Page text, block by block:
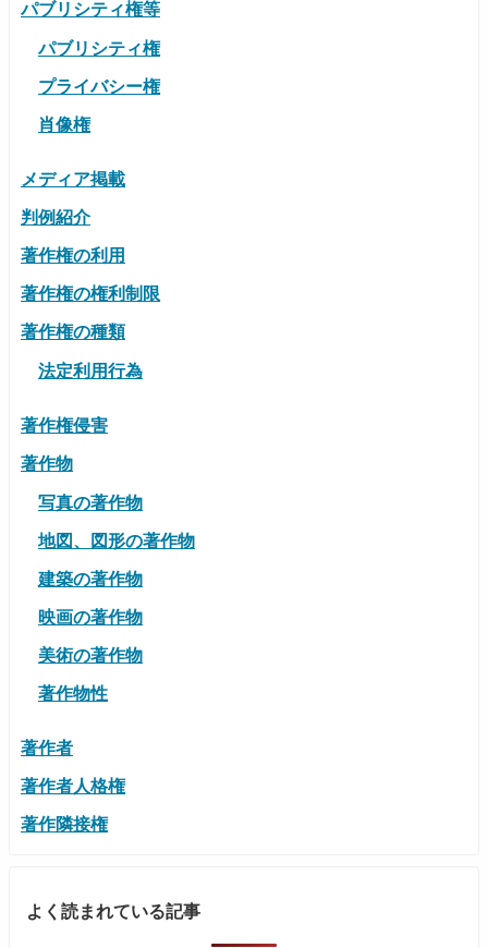
パブリシティ権等
パブリシティ権
プライバシー権
肖像権
メディア掲載
判例紹介
著作権の利用
著作権の権利制限
著作権の種類
法定利用行為
著作権侵害
著作物
写真の著作物
地図、図形の著作物
建築の著作物
映画の著作物
美術の著作物
著作物性
著作者
著作者人格権
著作隣接権
よく読まれている記事